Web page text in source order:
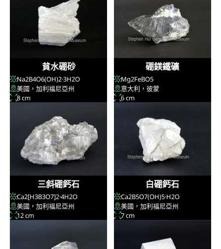
貧水硼砂
Na2B4O6(OH)2·3H2O
美國，加利福尼亞州
8 cm
硼鎂鐵礦
Mg2FeBO5
意大利，彼蒙
6 cm
三斜硼鈣石
Ca2[H3B3O7]2·4H2O
美國，加利福尼亞州
12 cm
白硼鈣石
Ca2B5O7(OH)5·H2O
美國，加利福尼亞州
7 cm